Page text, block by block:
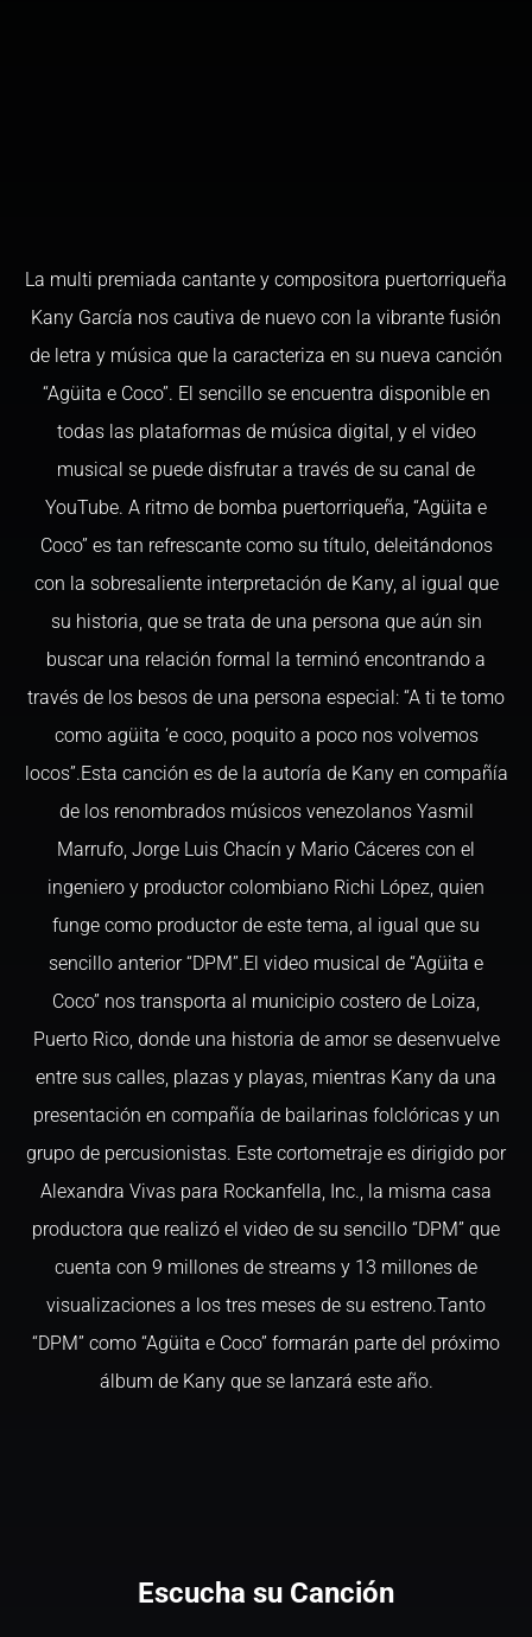
La multi premiada cantante y compositora puertorriqueña
Kany García nos cautiva de nuevo con la vibrante fusión
de letra y música que la caracteriza en su nueva canción
“Agüita e Coco”. El sencillo se encuentra disponible en
todas las plataformas de música digital, y el video
musical se puede disfrutar a través de su canal de
YouTube. A ritmo de bomba puertorriqueña, “Agüita e
Coco” es tan refrescante como su título, deleitándonos
con la sobresaliente interpretación de Kany, al igual que
su historia, que se trata de una persona que aún sin
buscar una relación formal la terminó encontrando a
través de los besos de una persona especial: “A ti te tomo
como agüita ‘e coco, poquito a poco nos volvemos
locos”.Esta canción es de la autoría de Kany en compañía
de los renombrados músicos venezolanos Yasmil
Marrufo, Jorge Luis Chacín y Mario Cáceres con el
ingeniero y productor colombiano Richi López, quien
funge como productor de este tema, al igual que su
sencillo anterior “DPM”.El video musical de “Agüita e
Coco” nos transporta al municipio costero de Loiza,
Puerto Rico, donde una historia de amor se desenvuelve
entre sus calles, plazas y playas, mientras Kany da una
presentación en compañía de bailarinas folclóricas y un
grupo de percusionistas. Este cortometraje es dirigido por
Alexandra Vivas para Rockanfella, Inc., la misma casa
productora que realizó el video de su sencillo “DPM” que
cuenta con 9 millones de streams y 13 millones de
visualizaciones a los tres meses de su estreno.Tanto
“DPM” como “Agüita e Coco” formarán parte del próximo
álbum de Kany que se lanzará este año.
Escucha su Canción